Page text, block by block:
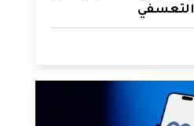
التعسفي